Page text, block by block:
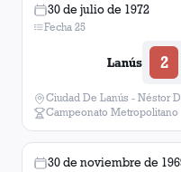
30 de julio de 1972
Fecha 25
Lanús 2
Ciudad De Lanús - Néstor
Campeonato Metropolitano
30 de noviembre de